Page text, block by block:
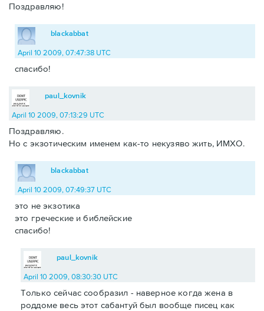
Поздравляю!
blackabbat
April 10 2009, 07:47:38 UTC
спасибо!
paul_kovnik
April 10 2009, 07:13:29 UTC
Поздравляю.
Но с экзотическим именем как-то некузяво жить, ИМХО.
blackabbat
April 10 2009, 07:49:37 UTC
это не экзотика
это греческие и библейские
спасибо!
paul_kovnik
April 10 2009, 08:30:30 UTC
Только сейчас сообразил - наверное когда жена в
роддоме весь этот сабантуй был вообще писец как